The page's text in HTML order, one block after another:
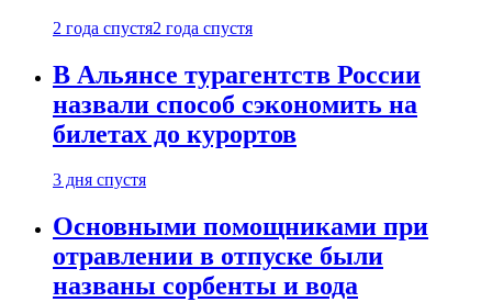
2 года спустя2 года спустя
В Альянсе турагентств России
назвали способ сэкономить на
билетах до курортов
3 дня спустя
Основными помощниками при
отравлении в отпуске были
названы сорбенты и вода